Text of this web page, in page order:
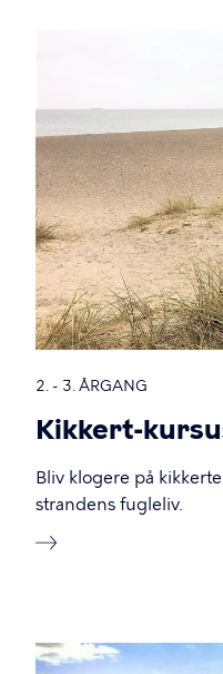
2. - 3. ÅRGANG
Kikkert-
Bliv klogere på
strandens fugleliv.